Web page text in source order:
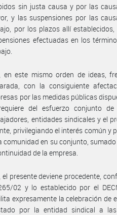
sin justa causa y por las
y las suspensiones por las
por los plazos allí
efectuadas en los
en este mismo orden de ideas,
con la consiguiente
por las medidas públicas
del esfuerzo conjunto
entidades sindicales y el
privilegiando el interés común y
comunidad en su conjunto,
de la empresa.
el presente deviene procedente,
02 y lo establecido por el
expresamente la celebración de
por la entidad sindical a